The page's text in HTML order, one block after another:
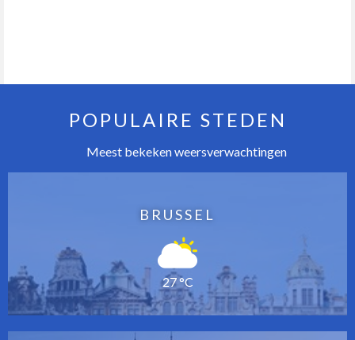
POPULAIRE STEDEN
Meest bekeken weersverwachtingen
BRUSSEL
27 °C